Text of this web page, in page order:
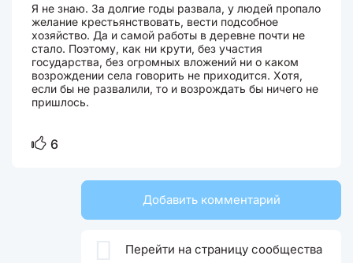
Я не знаю. За долгие годы развала, у людей пропало
желание крестьянствовать, вести подсобное
хозяйство. Да и самой работы в деревне почти не
стало. Поэтому, как ни крути, без участия
государства, без огромных вложений ни о каком
возрождении села говорить не приходится. Хотя,
если бы не развалили, то и возрождать бы ничего не
пришлось.
6
Добавить комментарий
Перейти на страницу сообщества